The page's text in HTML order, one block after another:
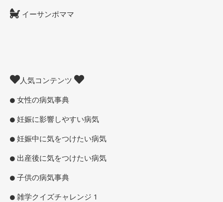
イーサンポママ
人気コンテンツ
女性の病気事典
妊娠に影響しやすい病気
妊娠中に気をつけたい病気
出産後に気をつけたい病気
子供の病気事典
雑学クイズチャレンジ 1